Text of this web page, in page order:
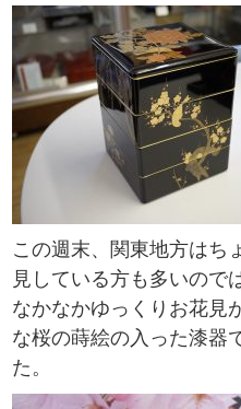
この週末、関東地方はち
見している方も多いので
なかなかゆっくりお花見
な桜の蒔絵の入った漆器
た。